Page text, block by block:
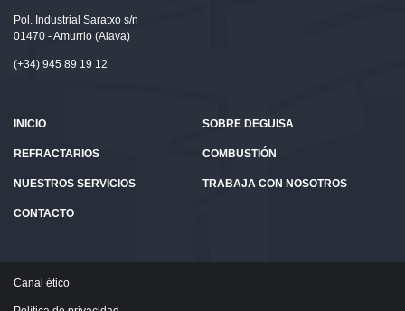
Pol. Industrial Saratxo s/n
01470 - Amurrio (Alava)
(+34) 945 89 19 12
INICIO SOBRE DEGUISA
REFRACTARIOS COMBUSTIÓN
NUESTROS SERVICIOS TRABAJA CON NOSOTROS
CONTACTO
Canal ético